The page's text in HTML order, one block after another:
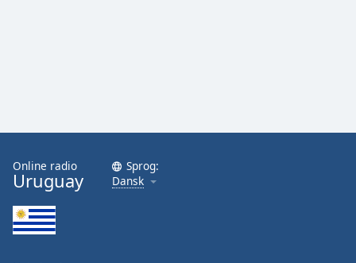
Online radio
Uruguay
Sprog:
Dansk